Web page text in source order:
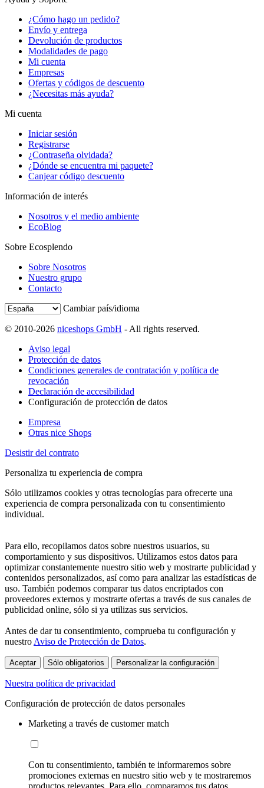
¿Cómo hago un pedido?
Envío y entrega
Devolución de productos
Modalidades de pago
Mi cuenta
Empresas
Ofertas y códigos de descuento
¿Necesitas más ayuda?
Mi cuenta
Iniciar sesión
Registrarse
¿Contraseña olvidada?
¿Dónde se encuentra mi paquete?
Canjear código descuento
Información de interés
Nosotros y el medio ambiente
EcoBlog
Sobre Ecosplendo
Sobre Nosotros
Nuestro grupo
Contacto
Cambiar país/idioma
© 2010-2026 niceshops GmbH - All rights reserved.
Aviso legal
Protección de datos
Condiciones generales de contratación y política de
revocación
Declaración de accesibilidad
Configuración de protección de datos
Empresa
Otras nice Shops
Desistir del contrato
Personaliza tu experiencia de compra
Sólo utilizamos cookies y otras tecnologías para ofrecerte una
experiencia de compra personalizada con tu consentimiento
individual.
Para ello, recopilamos datos sobre nuestros usuarios, su
comportamiento y sus dispositivos. Utilizamos estos datos para
optimizar constantemente nuestro sitio web y mostrarte publicidad y
contenidos personalizados, así como para analizar las estadísticas de
uso. También podemos comparar tus datos encriptados con
proveedores externos y mostrarte ofertas a través de sus canales de
publicidad online, sólo si ya utilizas sus servicios.
Antes de dar tu consentimiento, comprueba tu configuración y
nuestro Aviso de Protección de Datos.
Aceptar Sólo obligatorios Personalizar la configuración
Nuestra política de privacidad
Configuración de protección de datos personales
Marketing a través de customer match
Con tu consentimiento, también te informaremos sobre
promociones externas en nuestro sitio web y te mostraremos
productos relevantes. Para ello, comparamos tus datos